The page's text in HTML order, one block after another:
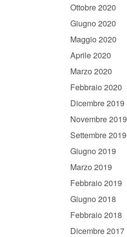
Ottobre 2020
Giugno 2020
Maggio 2020
Aprile 2020
Marzo 2020
Febbraio 2020
Dicembre 2019
Novembre 2019
Settembre 2019
Giugno 2019
Marzo 2019
Febbraio 2019
Giugno 2018
Febbraio 2018
Dicembre 2017